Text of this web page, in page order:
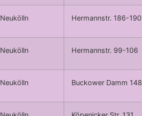
Neukölln Hermannstr. 186-190
Neukölln Hermannstr. 99-106
Neukölln Buckower Damm 148